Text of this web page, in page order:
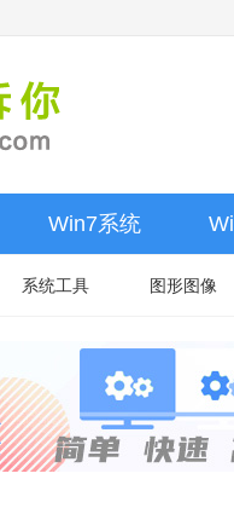
Win7系统
系统工具 图形图像